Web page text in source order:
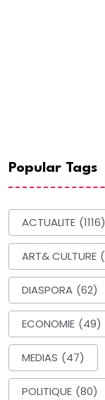
Popular Tags
ACTUALITE (1116)
ART& CULTURE
DIASPORA (62)
ECONOMIE (49)
MEDIAS (47)
POLITIQUE (80)